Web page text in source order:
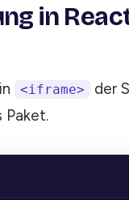
in
<iframe>
der
Paket.